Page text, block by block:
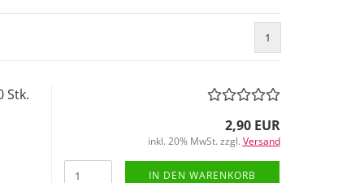
1
Stk.
2,90 EUR
inkl. 20% MwSt. zzgl. Versand
IN DEN WARENKORB